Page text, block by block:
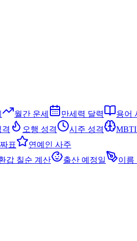
월간 운세 만세력 달력
용어
격 오행 성격 시주 성격
표
연예인 사주
갑 칠순 계산 출산 예정일 이름